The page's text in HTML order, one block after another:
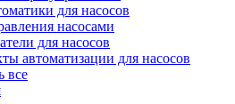
для насосов
насосами
для насосов
автоматизации для насосов
все